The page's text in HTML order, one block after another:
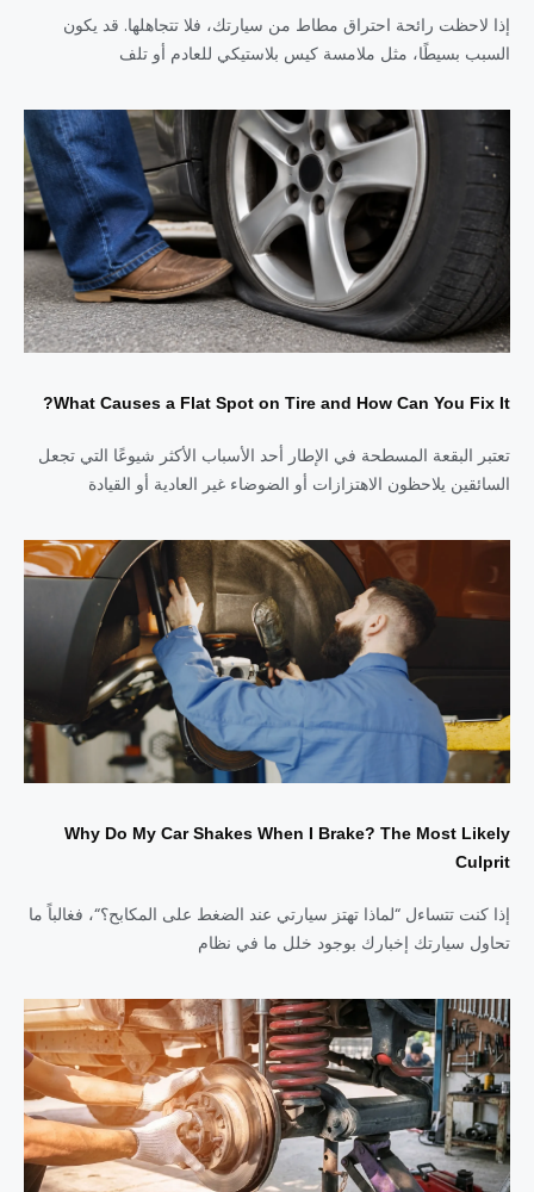
إذا لاحظت رائحة احتراق مطاط من سيارتك، فلا تتجاهلها. قد يكون
السبب بسيطًا، مثل ملامسة كيس بلاستيكي للعادم أو تلف
What Causes a Flat Spot on Tire and How Can You Fix It?
تعتبر البقعة المسطحة في الإطار أحد الأسباب الأكثر شيوعًا التي تجعل
السائقين يلاحظون الاهتزازات أو الضوضاء غير العادية أو القيادة
Why Do My Car Shakes When I Brake? The Most Likely
Culprit
إذا كنت تتساءل “لماذا تهتز سيارتي عند الضغط على المكابح؟“، فغالباً ما
تحاول سيارتك إخبارك بوجود خلل ما في نظام